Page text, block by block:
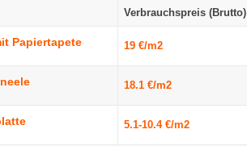
Verbrauchspreis (Brutto)
Papiertapete 19 €/m2
18.1 €/m2
5.1-10.4 €/m2